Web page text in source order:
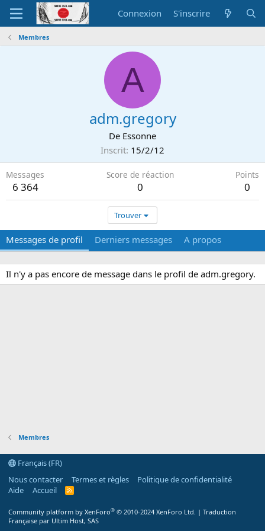
Connexion S'inscrire
Membres
A
adm.gregory
De Essonne
Inscrit 15/2/12
Messages
6 364
Score de réaction
0
Points
0
Trouver
Messages de profil Derniers messages A propos
Il n'y a pas encore de message dans le profil de adm.gregory.
Membres
Français (FR)
Nous contacter
Termes et règles
Politique de confidentialité
Aide
Accueil
R
Community platform by XenForo® © 2010-2024 XenForo Ltd. | Traduction
Française par Ultim Host, SAS